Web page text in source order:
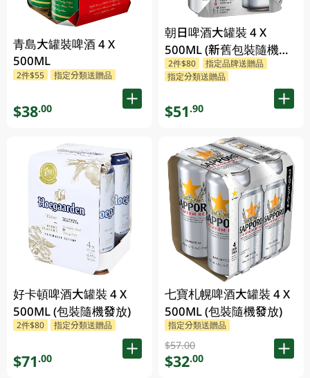
青島大罐裝啤酒 4 X
500ML
2件$55 指定分類送贈品
$38.00
好卡頓啤酒大罐裝 4 X
500ML (包裝隨機發放)
2件$80 指定分類送贈品
$71.00
朝日啤酒大罐裝 4 X
500ML (新舊包裝隨機發
貨)
2件$80
指定品牌送贈品
指定分類送贈品
$51.90
七寶札幌啤酒大罐裝 4 X
500ML (包裝隨機發放)
指定分類送贈品
$57.00
$32.00